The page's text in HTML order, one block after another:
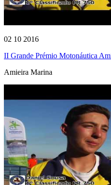
02 10 2016
II Grande Prémio Motonáutica
Amieira Marina